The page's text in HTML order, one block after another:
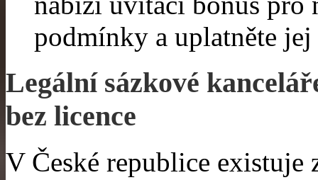
podmínky a uplatněte
Legální sázkové
bez licence
V České republice